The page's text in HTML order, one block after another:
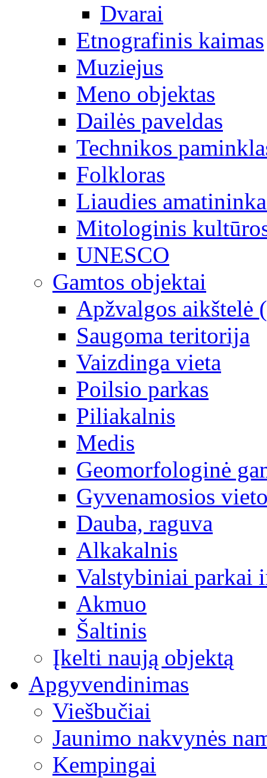
Dvarai
Etnografinis kaimas
Muziejus
Meno objektas
Dailės paveldas
Technikos
Folkloras
Liaudies
Mitologinis
UNESCO
Gamtos objektai
Apžvalgos aikštelė
Saugoma teritorija
Vaizdinga vieta
Poilsio parkas
Piliakalnis
Medis
Geomorfologinė
Gyvenamosios
Dauba, raguva
Alkakalnis
Valstybiniai parkai
Akmuo
Šaltinis
Įkelti naują objektą
Apgyvendinimas
Viešbučiai
Jaunimo nakvynės
Kempingai